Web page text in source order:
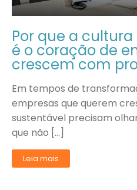
Por que a
é o coração de
crescem com
Em tempos de
empresas que querem
sustentável precisam
que não […]
Leia mais